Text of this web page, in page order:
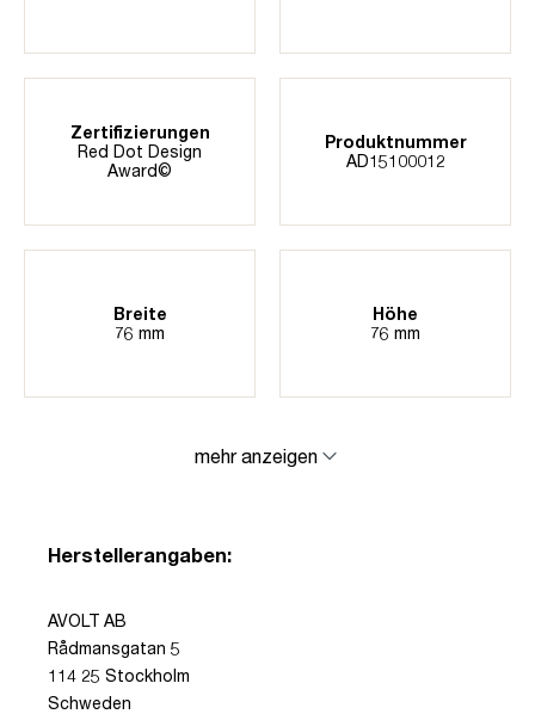
Zertifizierungen
Red Dot Design
Award©
Produktnummer
AD15100012
Breite
76 mm
Höhe
76 mm
mehr anzeigen
Herstellerangaben:
AVOLT AB
Rådmansgatan 5
114 25 Stockholm
Schweden